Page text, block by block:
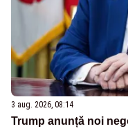
3 aug. 2026, 08:14
Trump anunță noi